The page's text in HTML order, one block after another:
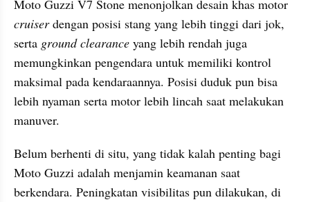
cruiser dengan posisi stang yang lebih tinggi dari jok,
serta ground clearance yang lebih rendah juga
memungkinkan pengendara untuk memiliki kontrol
maksimal pada kendaraannya. Posisi duduk pun bisa
lebih nyaman serta motor lebih lincah saat melakukan
manuver.
Belum berhenti di situ, yang tidak kalah penting bagi
Moto Guzzi adalah menjamin keamanan saat
berkendara. Peningkatan visibilitas pun dilakukan, di